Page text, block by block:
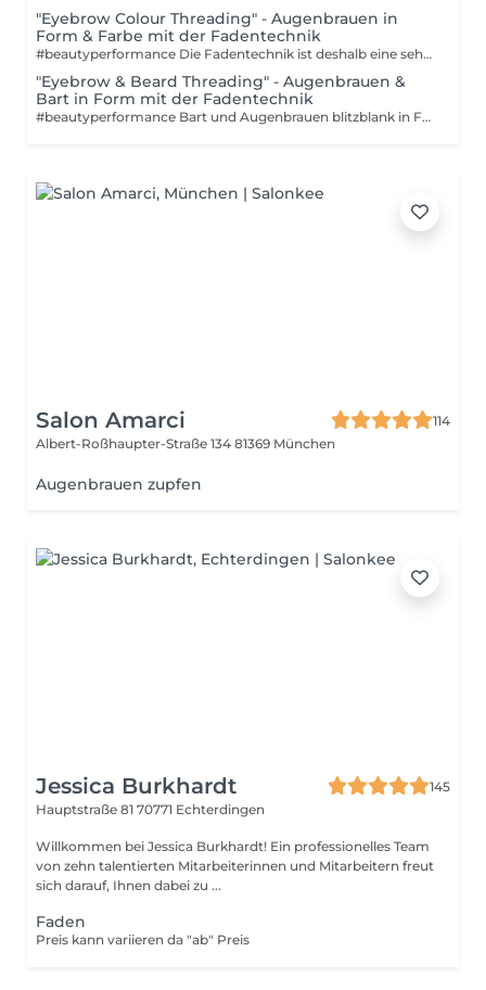
"Eyebrow Colour Threading" - Augenbrauen in
Form & Farbe mit der Fadentechnik
#beautyperformance Die Fadentechnik ist deshalb eine sehr schonende und effektive Methode, um die Augenbrauen in Form zu bringen. Und auch andere lästige Härchen im Gesicht können mit der Fadentechnik erfolgreich entfernt werden. Je nachdem, wie schnell dein Haarwachstum ist, muss die Sitzung alle vier bis sechs Wochen wiederholt werden. Inklusive individuelle Färbung.
"Eyebrow & Beard Threading" - Augenbrauen &
Bart in Form mit der Fadentechnik
#beautyperformance Bart und Augenbrauen blitzblank in Form gebracht mit der Fadentechnik.
Salon Amarci
114
Albert-Roßhaupter-Straße 134 81369 München
Augenbrauen zupfen
Jessica Burkhardt
145
Hauptstraße 81 70771 Echterdingen
Willkommen bei Jessica Burkhardt! Ein professionelles Team
von zehn talentierten Mitarbeiterinnen und Mitarbeitern freut
sich darauf, Ihnen dabei zu ...
Faden
Preis kann variieren da "ab" Preis